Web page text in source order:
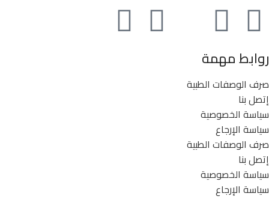
روابط مهمة
صرف الوصفات الطبية
إتصل بنا
سياسة الخصوصية
سياسة الإرجاع
صرف الوصفات الطبية
إتصل بنا
سياسة الخصوصية
سياسة الإرجاع